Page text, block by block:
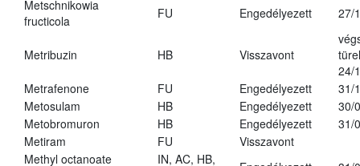
Metschnikowia
fructicola
FU Engedélyezett 27/
Metribuzin HB Visszavont
24/
Metrafenone
FU Engedélyezett
31/
Metosulam
HB Engedélyezett
30/
Metobromuron
HB Engedélyezett
31/
Metiram
FU
Visszavont
Methyl octanoate
IN, AC, HB,